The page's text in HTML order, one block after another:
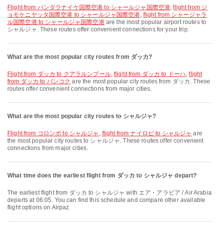
flight from バンダラナイケ国際空港 to シャールジャ国際空港,flight from ジ
ョモケニヤッタ国際空港 to シャールジャ国際空港, flight from シャージャラ
ル国際空港 to シャールジャ国際空港are the most popular airport routes to
シャルジャ. These routes offer convenient connections for your trip.
What are the most popular city routes from ダッカ?
flight from ダッカ to クアラルンプール,flight from ダッカ to ドーハ,flight
from ダッカ to バンコク are the most popular city routes from ダッカ. These
routes offer convenient connections from major cities.
What are the most popular city routes to シャルジャ?
flight from コロンボ to シャルジャ , flight from ナイロビ to シャルジャ are
the most popular city routes to シャルジャ. These routes offer convenient
connections from major cities.
What time does the earliest flight from ダッカ to シャルジャ depart?
The earliest flight from ダッカ to シャルジャ with エア・アラビア / Air Arabia
departs at 06:05. You can find this schedule and compare other available
flight options on Airpaz.